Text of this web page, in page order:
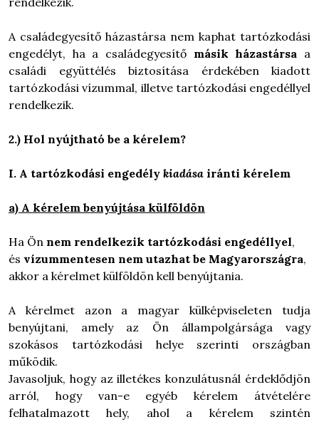
A családegyesítő házastársa nem kaphat tartózkodási
engedélyt, ha a családegyesítő másik házastársa a
családi együttélés biztosítása érdekében kiadott
tartózkodási vízummal, illetve tartózkodási engedéllyel
rendelkezik.
2.) Hol nyújtható be a kérelem?
I. A tartózkodási engedély kiadása iránti kérelem
a) A kérelem benyújtása külföldön
Ha Ön nem rendelkezik tartózkodási engedéllyel,
és vízummentesen nem utazhat be Magyarországra,
akkor a kérelmet külföldön kell benyújtania.
A kérelmet azon a magyar külképviseleten tudja
benyújtani, amely az Ön állampolgársága vagy
szokásos tartózkodási helye szerinti országban
működik.
Javasoljuk, hogy az illetékes konzulátusnál érdeklődjön
arról, hogy van-e egyéb kérelem átvételére
felhatalmazott hely, ahol a kérelem szintén